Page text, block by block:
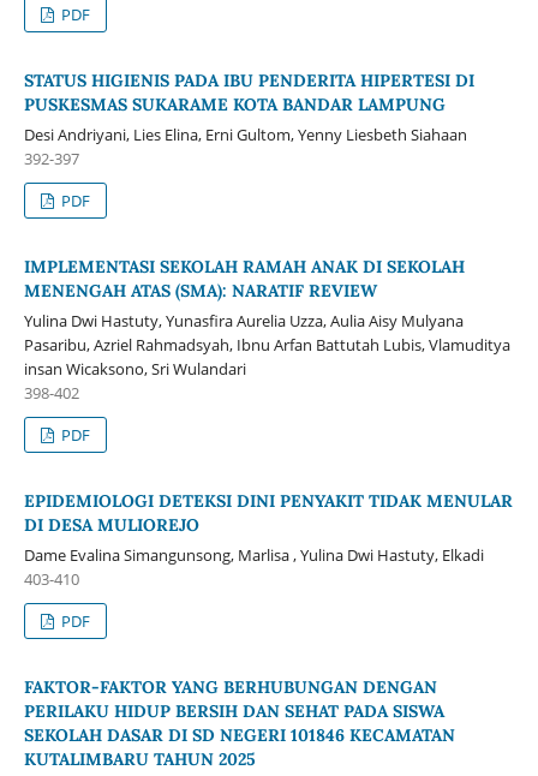
PDF
STATUS HIGIENIS PADA IBU PENDERITA HIPERTESI DI
PUSKESMAS SUKARAME KOTA BANDAR LAMPUNG
Desi Andriyani, Lies Elina, Erni Gultom, Yenny Liesbeth Siahaan
392-397
PDF
IMPLEMENTASI SEKOLAH RAMAH ANAK DI SEKOLAH
MENENGAH ATAS (SMA): NARATIF REVIEW
Yulina Dwi Hastuty, Yunasfira Aurelia Uzza, Aulia Aisy Mulyana
Pasaribu, Azriel Rahmadsyah, Ibnu Arfan Battutah Lubis, Vlamuditya
insan Wicaksono, Sri Wulandari
398-402
PDF
EPIDEMIOLOGI DETEKSI DINI PENYAKIT TIDAK MENULAR
DI DESA MULIOREJO
Dame Evalina Simangunsong, Marlisa , Yulina Dwi Hastuty, Elkadi
403-410
PDF
FAKTOR-FAKTOR YANG BERHUBUNGAN DENGAN
PERILAKU HIDUP BERSIH DAN SEHAT PADA SISWA
SEKOLAH DASAR DI SD NEGERI 101846 KECAMATAN
KUTALIMBARU TAHUN 2025